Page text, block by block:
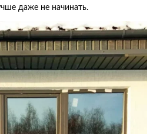
даже не начинать.